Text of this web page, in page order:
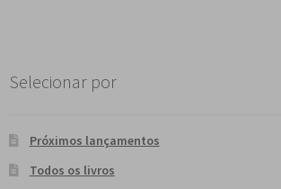
Selecionar por
Próximos lançamentos
Todos os livros